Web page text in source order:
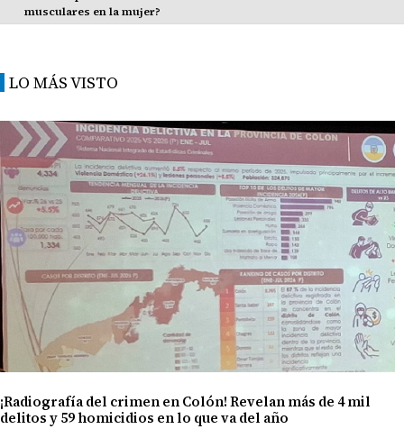
musculares en la mujer?
LO MÁS VISTO
¡Radiografía del crimen en Colón! Revelan más de 4 mil
delitos y 59 homicidios en lo que va del año